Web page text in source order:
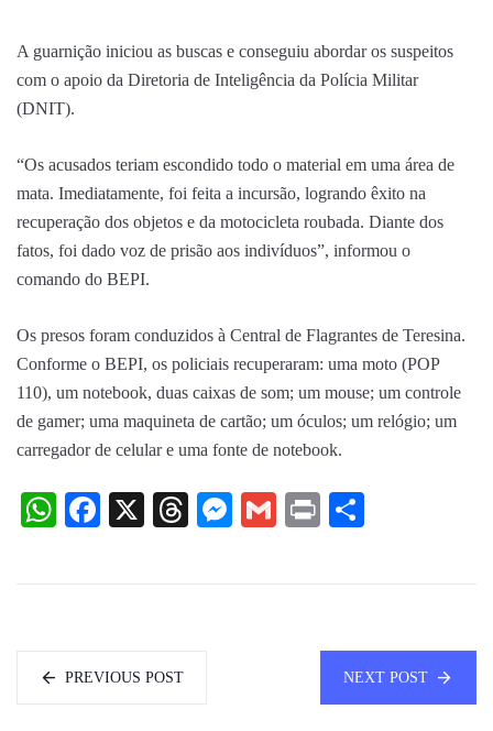
A guarnição iniciou as buscas e conseguiu abordar os suspeitos
com o apoio da Diretoria de Inteligência da Polícia Militar
(DNIT).
“Os acusados teriam escondido todo o material em uma área de
mata. Imediatamente, foi feita a incursão, logrando êxito na
recuperação dos objetos e da motocicleta roubada. Diante dos
fatos, foi dado voz de prisão aos indivíduos”, informou o
comando do BEPI.
Os presos foram conduzidos à Central de Flagrantes de Teresina.
Conforme o BEPI, os policiais recuperaram: uma moto (POP
110), um notebook, duas caixas de som; um mouse; um controle
de gamer; uma maquineta de cartão; um óculos; um relógio; um
carregador de celular e uma fonte de notebook.
WhatsApp
Facebook
X Threads
Messenger
Gmail
Print
PREVIOUS POST NEXT POST